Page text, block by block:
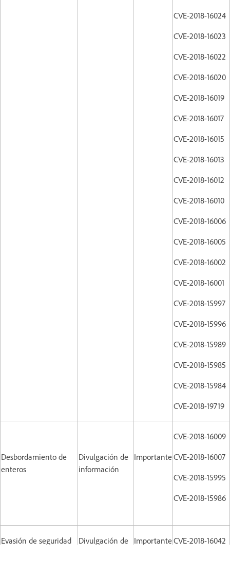
CVE-2018-16024
CVE-2018-16023
CVE-2018-16022
CVE-2018-16020
CVE-2018-16019
CVE-2018-16017
CVE-2018-16015
CVE-2018-16013
CVE-2018-16012
CVE-2018-16010
CVE-2018-16006
CVE-2018-16005
CVE-2018-16002
CVE-2018-16001
CVE-2018-15997
CVE-2018-15996
CVE-2018-15989
CVE-2018-15985
CVE-2018-15984
CVE-2018-19719
Desbordamiento de
enteros
Divulgación de
información
Importante
CVE-2018-16009
CVE-2018-16007
CVE-2018-15995
CVE-2018-15986
Evasión de seguridad
Divulgación de ImportanteCVE-2018-16042